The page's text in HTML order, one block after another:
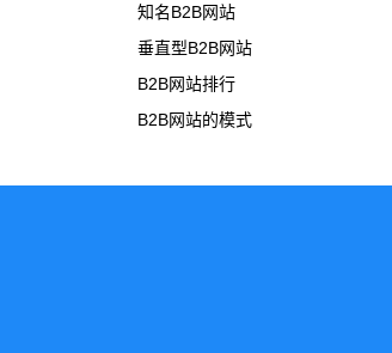
知名B2B网站
垂直型B2B网站
B2B网站排行
B2B网站的模式